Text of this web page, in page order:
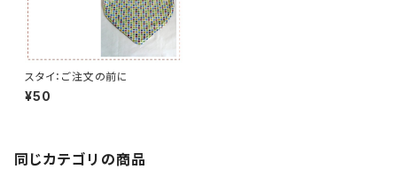
スタイ：ご注文の前に
¥50
同じカテゴリの商品